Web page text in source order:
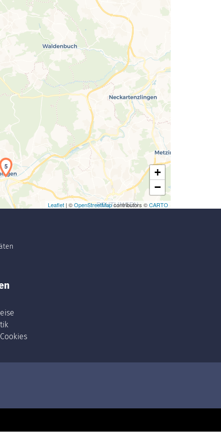
Laden der Karte...
5
+
−
Leaflet | ©OpenStreetMapcontributors ©CARTO